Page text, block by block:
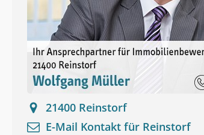
21400 Reinstorf
E-Mail Kontakt für Reinstorf